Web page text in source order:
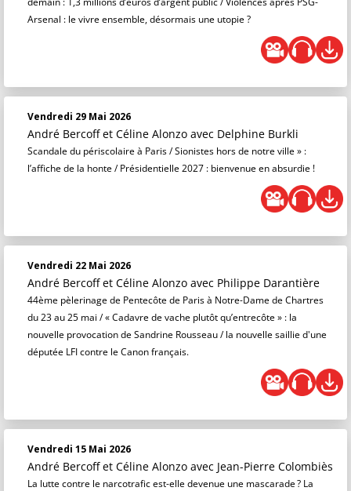
Arsenal : le vivre ensemble, désormais une utopie ?
Vendredi 29 Mai 2026
André Bercoff et Céline Alonzo avec Delphine Burkli
Scandale du périscolaire à Paris / Sionistes hors de notre ville » :
l’affiche de la honte / Présidentielle 2027 : bienvenue en absurdie !
Vendredi 22 Mai 2026
André Bercoff et Céline Alonzo avec Philippe Darantière
44ème pèlerinage de Pentecôte de Paris à Notre-Dame de Chartres
du 23 au 25 mai / « Cadavre de vache plutôt qu’entrecôte » : la
nouvelle provocation de Sandrine Rousseau / la nouvelle saillie d'une
députée LFI contre le Canon français.
Vendredi 15 Mai 2026
André Bercoff et Céline Alonzo avec Jean-Pierre Colombiès
La lutte contre le narcotrafic est-elle devenue une mascarade ? La